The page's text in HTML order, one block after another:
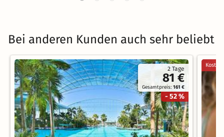
Bei anderen Kunden auch sehr beliebt
2 Tage
81 €
Gesamtpreis:161 €
- 52 %